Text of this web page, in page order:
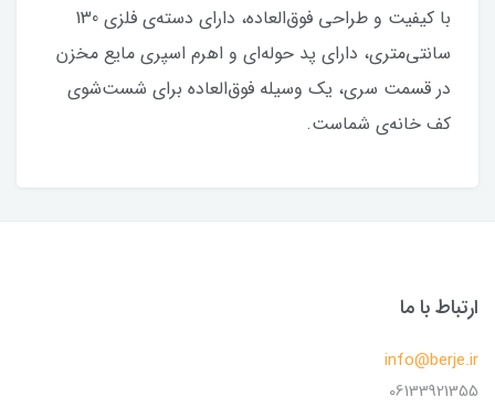
با کیفیت و طراحی فوق‌العاده، دارای دسته‌ی فلزی 130
سانتی‌متری، دارای پد حوله‌ای و اهرم اسپری‌ مایع مخزن
در قسمت سری، یک وسیله فوق‌العاده برای شست‌شوی
کف خانه‌ی شماست.
ارتباط با ما
info@berje.ir
06133921355